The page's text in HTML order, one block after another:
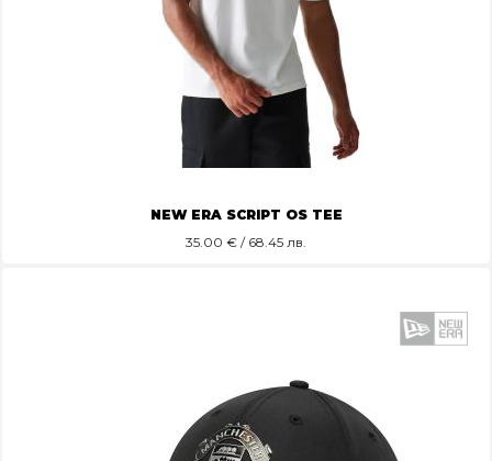
NEW ERA SCRIPT OS TEE
35.00 € / 68.45 лв.